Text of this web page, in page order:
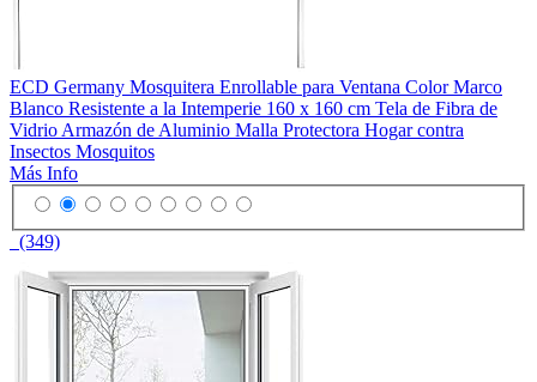
ECD Germany Mosquitera Enrollable para Ventana Color Marco
Blanco Resistente a la Intemperie 160 x 160 cm Tela de Fibra de
Vidrio Armazón de Aluminio Malla Protectora Hogar contra
Insectos Mosquitos
Más Info
(349)